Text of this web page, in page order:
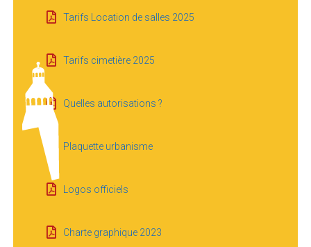
Tarifs Location de salles 2025
Tarifs cimetière 2025
Quelles autorisations ?
Plaquette urbanisme
Logos officiels
Charte graphique 2023